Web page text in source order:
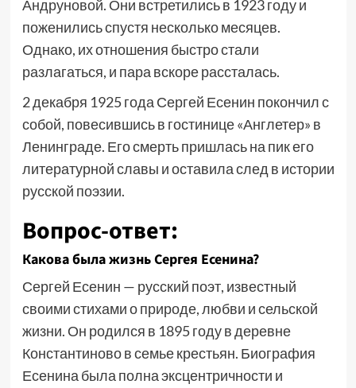
Андруновой. Они встретились в 1923 году и
поженились спустя несколько месяцев.
Однако, их отношения быстро стали
разлагаться, и пара вскоре рассталась.
2 декабря 1925 года Сергей Есенин покончил с
собой, повесившись в гостинице «Англетер» в
Ленинграде. Его смерть пришлась на пик его
литературной славы и оставила след в истории
русской поэзии.
Вопрос-ответ:
Какова была жизнь Сергея Есенина?
Сергей Есенин — русский поэт, известный
своими стихами о природе, любви и сельской
жизни. Он родился в 1895 году в деревне
Константиново в семье крестьян. Биография
Есенина была полна эксцентричности и